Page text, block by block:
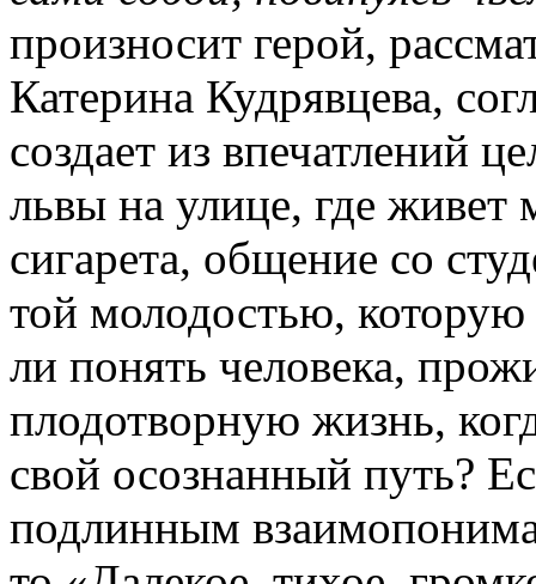
произносит герой,
Катерина Кудрявцева,
создает из впечатлений
львы на улице, где живет
сигарета, общение со
той молодостью,
ли понять человека,
плодотворную жизнь,
свой осознанный путь?
подлинным